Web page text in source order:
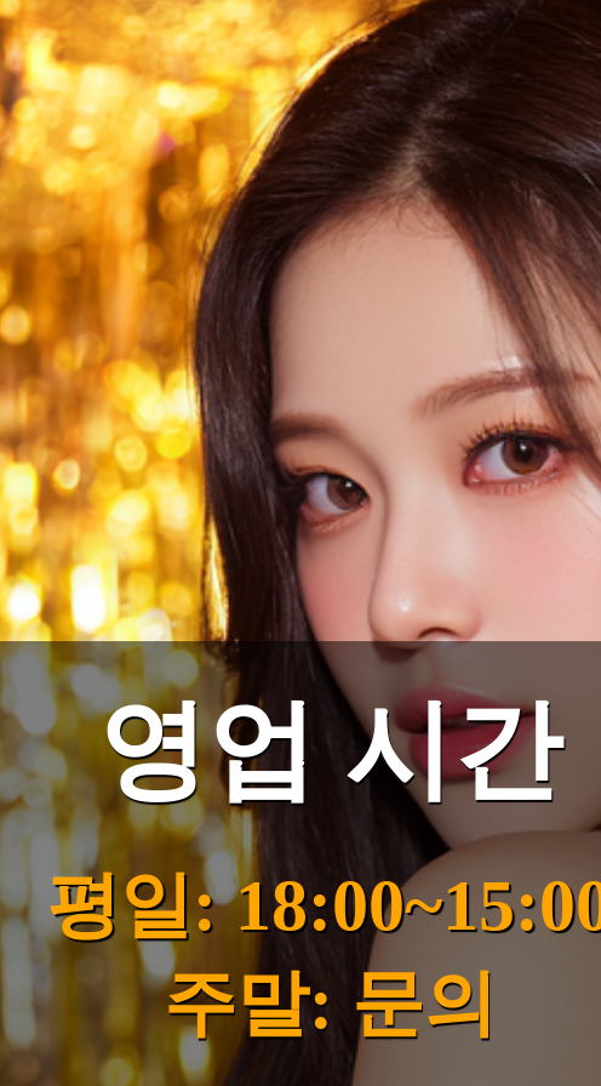
영업 시간
평일:
주말: 문의